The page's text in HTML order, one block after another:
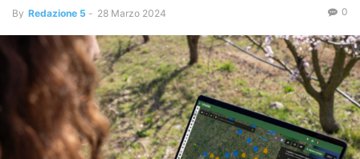
By Redazione 5 - 28 Marzo 2024 0